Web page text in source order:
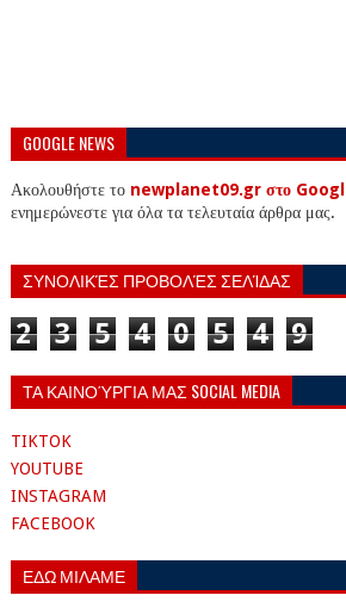
GOOGLE NEWS
Ακολουθήστε το newplanet09.gr στο
ενημερώνεστε για όλα τα τελευταία άρθρα μας.
ΣΥΝΟΛΙΚΈΣ ΠΡΟΒΟΛΈΣ ΣΕΛΊΔΑΣ
2 3 5 4 0 5 4 9
ΤΑ ΚΑΙΝΟΎΡΓΙΑ ΜΑΣ SOCIAL MEDIA
TIKTOK
YOUTUBE
INSTAGRAM
FACEBOOK
ΕΔΩ ΜΙΛΑΜΕ